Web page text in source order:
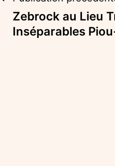
de
Zebrock au Lieu
Inséparables